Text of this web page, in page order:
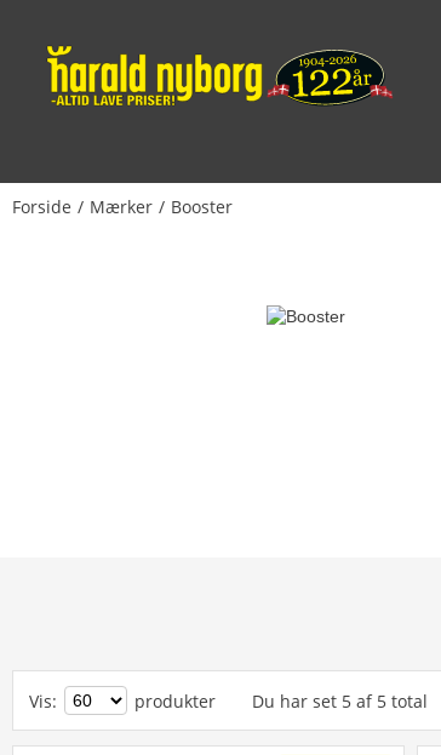
Forside Mærker Booster
Vis: produkter Du har set 5 af 5 total